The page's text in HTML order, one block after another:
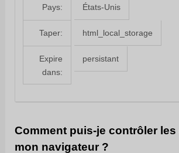
Pays: États-Unis
Taper: html_local_storage
Expire
dans:
persistant
Comment puis-je contrôler
mon navigateur ?